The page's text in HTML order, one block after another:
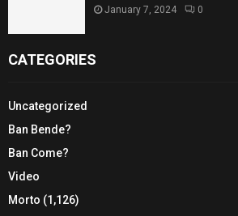
January 7, 2024 0
CATEGORIES
Uncategorized
Ban Bende?
Ban Come?
Video
Morto (1,126)